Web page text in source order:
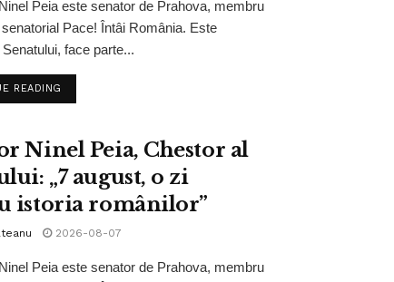
Peia este senator de Prahova, membru
Pace! Întâi România. Este
face parte...
READING
Ninel Peia, Chestor al
„7 august, o zi
istoria românilor”
2026-08-07
Peia este senator de Prahova, membru